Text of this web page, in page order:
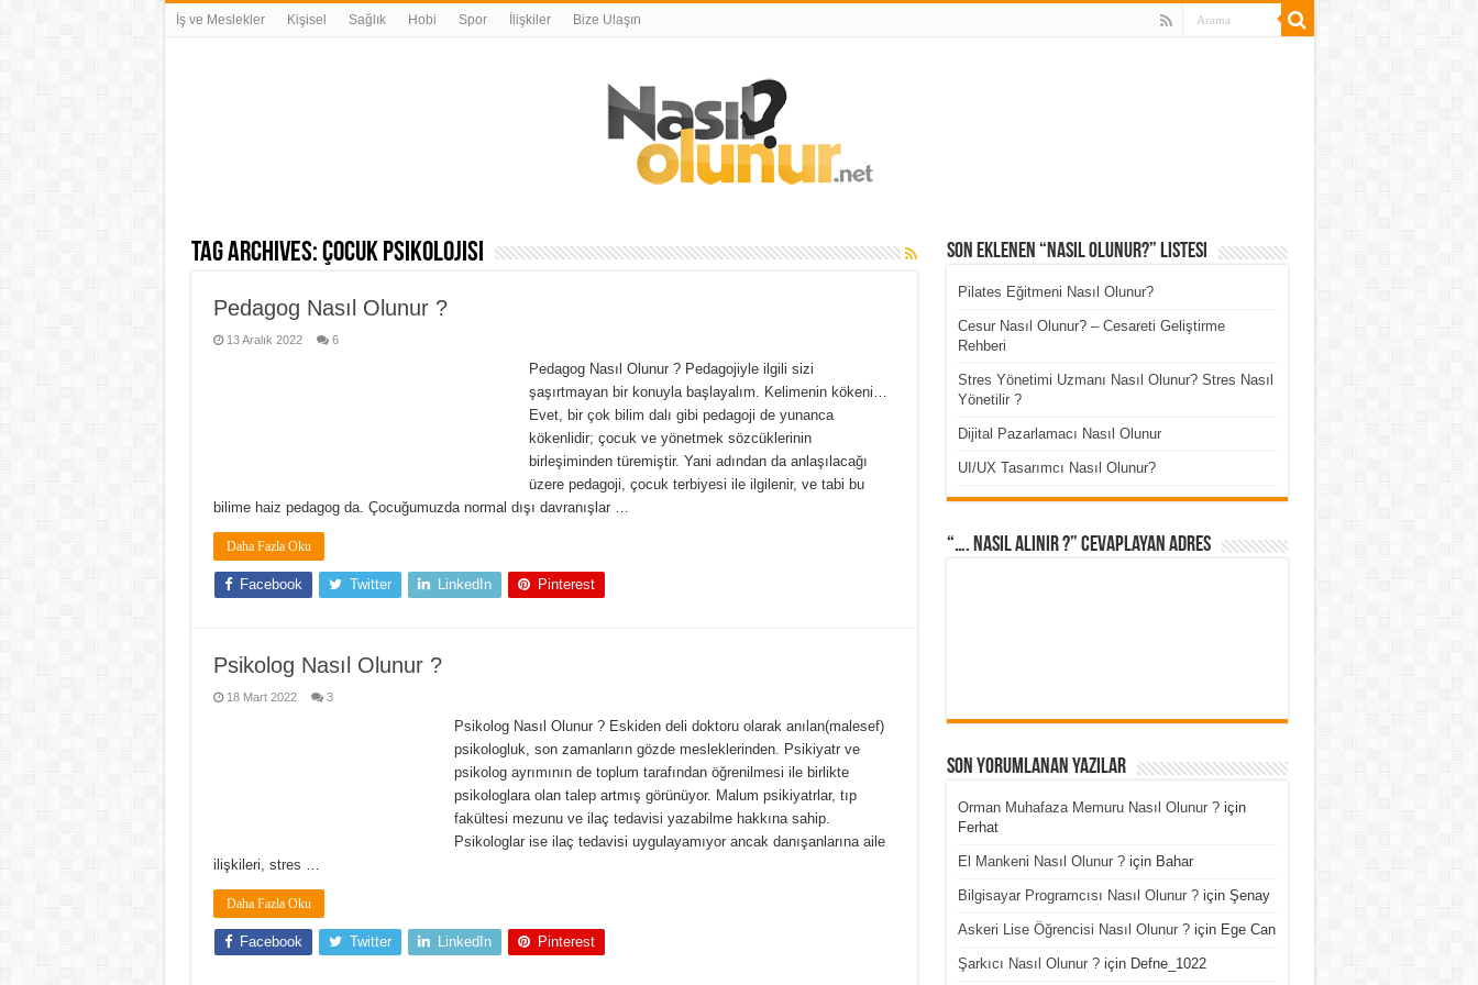
İş ve Meslekler Kişisel Sağlık Hobi Spor İlişkiler Bize Ulaşın
Tag Archives:çocuk psikolojisi
Pedagog Nasıl Olunur ?
13 Aralık 2022 6
Pedagog Nasıl Olunur ? Pedagojiyle ilgili sizi
şaşırtmayan bir konuyla başlayalım. Kelimenin kökeni…
Evet, bir çok bilim dalı gibi pedagoji de yunanca
kökenlidir; çocuk ve yönetmek sözcüklerinin
birleşiminden türemiştir. Yani adından da anlaşılacağı
üzere pedagoji, çocuk terbiyesi ile ilgilenir, ve tabi bu
bilime haiz pedagog da. Çocuğumuzda normal dışı davranışlar …
Daha Fazla Oku
Facebook Twitter LinkedIn Pinterest
Psikolog Nasıl Olunur ?
18 Mart 2022 3
Psikolog Nasıl Olunur ? Eskiden deli doktoru olarak anılan(malesef)
psikologluk, son zamanların gözde mesleklerinden. Psikiyatr ve
psikolog ayrımının de toplum tarafından öğrenilmesi ile birlikte
psikologlara olan talep artmış görünüyor. Malum psikiyatrlar, tıp
fakültesi mezunu ve ilaç tedavisi yazabilme hakkına sahip.
Psikologlar ise ilaç tedavisi uygulayamıyor ancak danışanlarına aile
ilişkileri, stres …
Daha Fazla Oku
Facebook Twitter LinkedIn Pinterest
Son Eklenen “Nasıl Olunur?” Listesi
Pilates Eğitmeni Nasıl Olunur?
Cesur Nasıl Olunur? – Cesareti Geliştirme
Rehberi
Stres Yönetimi Uzmanı Nasıl Olunur? Stres Nasıl
Yönetilir ?
Dijital Pazarlamacı Nasıl Olunur
UI/UX Tasarımcı Nasıl Olunur?
“…. Nasıl Alınır ?” cevaplayan adres
Son Yorumlanan Yazılar
Orman Muhafaza Memuru Nasıl Olunur ?için
Ferhat
El Mankeni Nasıl Olunur ?için Bahar
Bilgisayar Programcısı Nasıl Olunur ?için Şenay
Askeri Lise Öğrencisi Nasıl Olunur ?için Ege Can
Şarkıcı Nasıl Olunur ?için Defne_1022